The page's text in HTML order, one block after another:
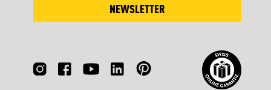
NEWSLETTER